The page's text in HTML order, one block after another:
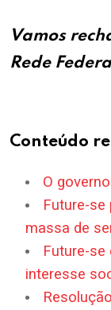
Vamos
Rede
Conteúdo
O
Future-se
massa de
Future-se
interesse